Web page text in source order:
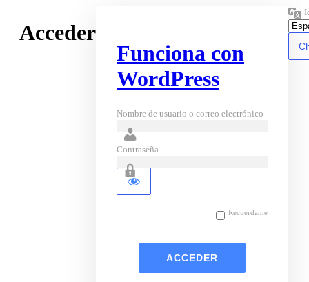
Acceder
Funciona con
WordPress
Nombre de usuario o correo electrónico
Contraseña
Recuérdame